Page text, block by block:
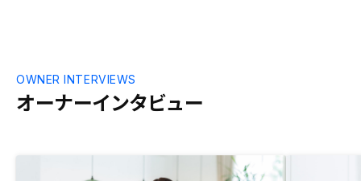
オーナーインタビュー
OWNER INTERVIEWS